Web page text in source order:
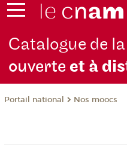
Catalogue de
ouverteet à
Portail national Nos moocs